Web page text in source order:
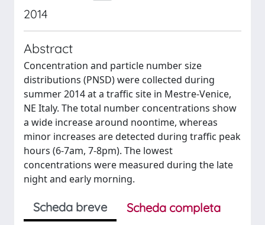
2014
Abstract
Concentration and particle number size
distributions (PNSD) were collected during
summer 2014 at a traffic site in Mestre-Venice,
NE Italy. The total number concentrations show
a wide increase around noontime, whereas
minor increases are detected during traffic peak
hours (6-7am, 7-8pm). The lowest
concentrations were measured during the late
night and early morning.
Scheda breve
Scheda completa